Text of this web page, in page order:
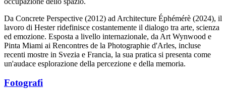
Da Concrete Perspective (2012) ad Architecture Éphémérè (2024), il
lavoro di Hester ridefinisce costantemente il dialogo tra arte, scienza
ed emozione. Esposta a livello internazionale, da Art Wynwood e
Pinta Miami ai Rencontres de la Photographie d'Arles, incluse
recenti mostre in Svezia e Francia, la sua pratica si presenta come
un'audace esplorazione della percezione e della memoria.
Fotografi